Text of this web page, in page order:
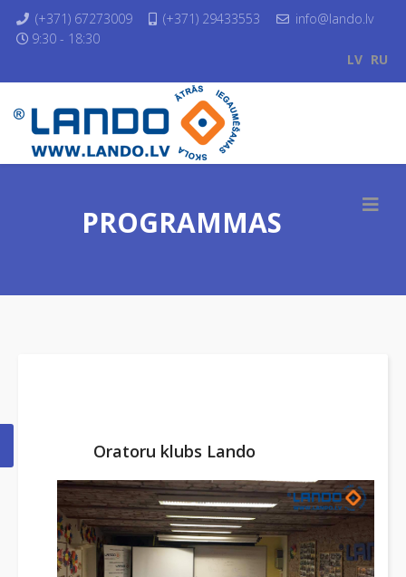
(+371) 67273009 (+371) 29433553
info@lando.lv
9:30 - 18:30
LV RU
PROGRAMMAS
Oratoru klubs Lando